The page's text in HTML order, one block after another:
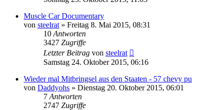
Muscle Car Documentary
von steelrat » Freitag 8. Mai 2015, 08:31
10 Antworten
3427 Zugriffe
Letzter Beitrag von steelrat
Samstag 24. Oktober 2015, 06:16
Wieder mal Mitbringsel aus den Staaten - 57 chevy pu
von Daddyohs » Dienstag 20. Oktober 2015, 06:01
7 Antworten
2747 Zugriffe